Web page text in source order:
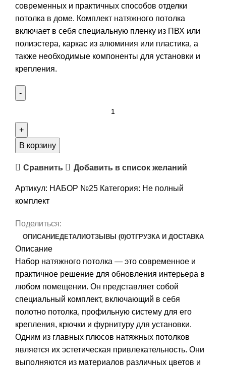
5640,00 ₽.
современных и практичных способов отделки
потолка в доме. Комплект натяжного потолка
включает в себя специальную пленку из ПВХ или
полиэстера, каркас из алюминия или пластика, а
также необходимые компоненты для установки и
крепления.
Комплект
натяжного
“Своими
№25
комнаты
2.6
х
2.8м
В корзину
Сравнить Добавить в список желаний
Артикул: НАБОР №25 Категория: Не полный
комплект
Поделиться:
ОПИСАНИЕДЕТАЛИОТЗЫВЫ (0)ОТГРУЗКА И ДОСТАВКА
Описание
Набор натяжного потолка — это современное и
практичное решение для обновления интерьера в
любом помещении. Он представляет собой
специальный комплект, включающий в себя
полотно потолка, профильную систему для его
крепления, крючки и фурнитуру для установки.
Одним из главных плюсов натяжных потолков
является их эстетическая привлекательность. Они
выполняются из материалов различных цветов и